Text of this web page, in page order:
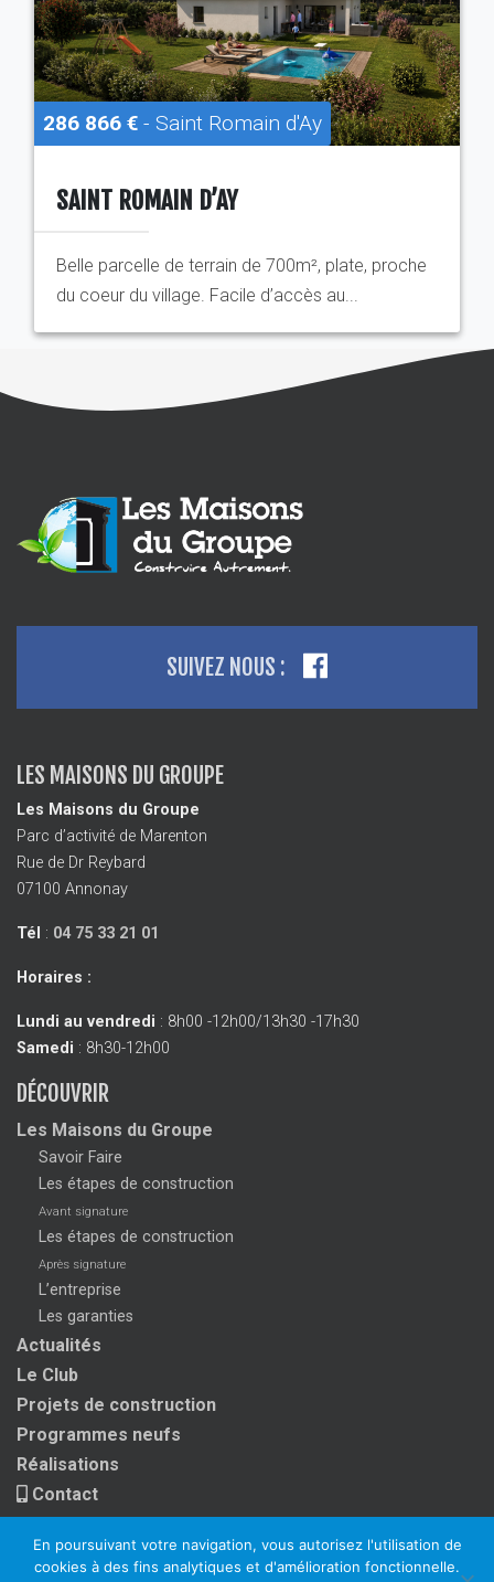
286 866 € - Saint Romain d'Ay
SAINT ROMAIN D’AY
Belle parcelle de terrain de 700m², plate, proche
du coeur du village. Facile d’accès au...
SUIVEZ NOUS :
LES MAISONS DU GROUPE
Les Maisons du Groupe
Parc d’activité de Marenton
Rue de Dr Reybard
07100 Annonay
Tél : 04 75 33 21 01
Horaires :
Lundi au vendredi : 8h00 -12h00/13h30 -17h30
Samedi : 8h30-12h00
DÉCOUVRIR
Les Maisons du Groupe
Savoir Faire
Les étapes de construction
Avant signature
Les étapes de construction
Après signature
L’entreprise
Les garanties
Actualités
Le Club
Projets de construction
Programmes neufs
Réalisations
Contact
En poursuivant votre navigation, vous autorisez l'utilisation de
cookies à des fins analytiques et d'amélioration fonctionnelle.